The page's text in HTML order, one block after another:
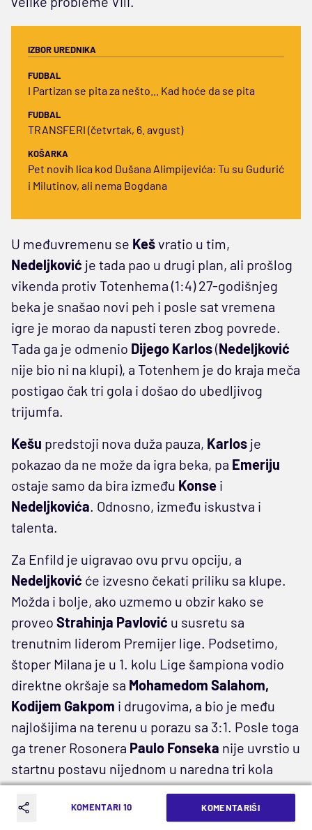
IZBOR UREDNIKA
FUDBAL
I Partizan se pita za nešto... Kad hoće da se pita
FUDBAL
TRANSFERI (četvrtak, 6. avgust)
KOŠARKA
Pet novih lica kod Dušana Alimpijevića: Tu su Gudurić
i Milutinov, ali nema Bogdana
U međuvremenu se Kešvratio u tim,
Nedeljković je tada pao u drugi plan, ali prošlog
vikenda protiv Totenhema (1:4) 27-godišnjeg
beka je snašao novi peh i posle sat vremena
igre je morao da napusti teren zbog povrede.
Tada ga je odmenio Dijego Karlos(Nedeljković
nije bio ni na klupi), a Totenhem je do kraja meča
postigao čak tri gola i došao do ubedljivog
trijumfa.
Kešu predstoji nova duža pauza, Karlos je
pokazao da ne može da igra beka, pa Emeriju
ostaje samo da bira između Konse i
Nedeljkovića. Odnosno, između iskustva i
talenta.
Za Enfild je uigravao ovu prvu opciju, a
Nedeljković će izvesno čekati priliku sa klupe.
Možda i bolje, ako uzmemo u obzir kako se
proveo Strahinja Pavlović u susretu sa
trenutnim liderom Premijer lige. Podsetimo,
štoper Milana je u 1. kolu Lige šampiona vodio
direktne okršaje sa Mohamedom Salahom,
Kodijem Gakpom i drugovima, a bio je među
najlošijima na terenu u porazu sa 3:1. Posle toga
ga trener Rosonera Paulo Fonseka nije uvrstio u
startnu postavu nijednom u naredna tri kola
Lige šampiona.
Nedeljkovićai
KOMENTARI 10 KOMENTARIŠI